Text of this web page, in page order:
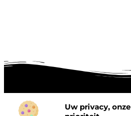
Uw privacy, onze